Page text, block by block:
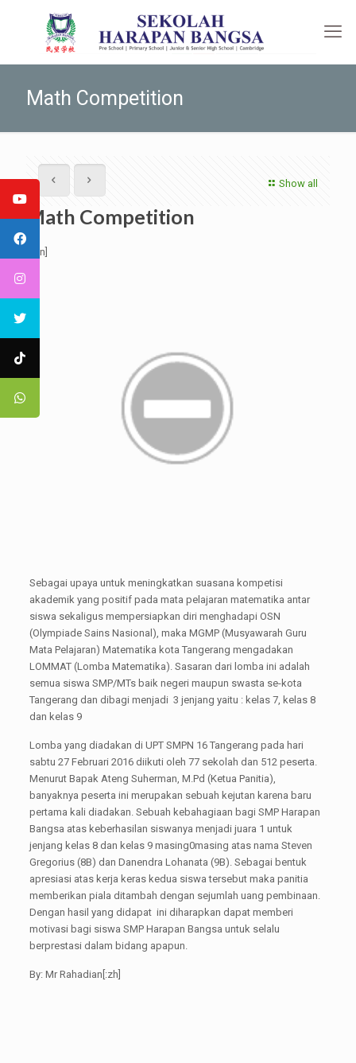
Math Competition
Show all
Math Competition
[:en]
Sebagai upaya untuk meningkatkan suasana kompetisi
akademik yang positif pada mata pelajaran matematika antar
siswa sekaligus mempersiapkan diri menghadapi OSN
(Olympiade Sains Nasional), maka MGMP (Musyawarah Guru
Mata Pelajaran) Matematika kota Tangerang mengadakan
LOMMAT (Lomba Matematika). Sasaran dari lomba ini adalah
semua siswa SMP/MTs baik negeri maupun swasta se-kota
Tangerang dan dibagi menjadi 3 jenjang yaitu : kelas 7, kelas 8
dan kelas 9
Lomba yang diadakan di UPT SMPN 16 Tangerang pada hari
sabtu 27 Februari 2016 diikuti oleh 77 sekolah dan 512 peserta.
Menurut Bapak Ateng Suherman, M.Pd (Ketua Panitia),
banyaknya peserta ini merupakan sebuah kejutan karena baru
pertama kali diadakan. Sebuah kebahagiaan bagi SMP Harapan
Bangsa atas keberhasilan siswanya menjadi juara 1 untuk
jenjang kelas 8 dan kelas 9 masing0masing atas nama Steven
Gregorius (8B) dan Danendra Lohanata (9B). Sebagai bentuk
apresiasi atas kerja keras kedua siswa tersebut maka panitia
memberikan piala ditambah dengan sejumlah uang pembinaan.
Dengan hasil yang didapat ini diharapkan dapat memberi
motivasi bagi siswa SMP Harapan Bangsa untuk selalu
berprestasi dalam bidang apapun.
By: Mr Rahadian[:zh]